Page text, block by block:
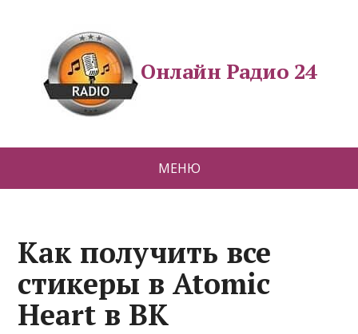
Онлайн Радио 24
МЕНЮ
Как получить все
стикеры в Atomic
Heart в ВК